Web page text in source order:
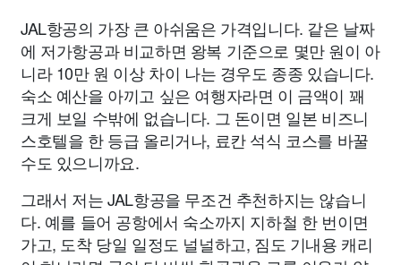
JAL항공의 가장 큰 아쉬움은 가격입니다. 같은 날짜
에 저가항공과 비교하면 왕복 기준으로 몇만 원이 아
니라 10만 원 이상 차이 나는 경우도 종종 있습니다.
숙소 예산을 아끼고 싶은 여행자라면 이 금액이 꽤
크게 보일 수밖에 없습니다. 그 돈이면 일본 비즈니
스호텔을 한 등급 올리거나, 료칸 석식 코스를 바꿀
수도 있으니까요.
그래서 저는 JAL항공을 무조건 추천하지는 않습니
다. 예를 들어 공항에서 숙소까지 지하철 한 번이면
가고, 도착 당일 일정도 널널하고, 짐도 기내용 캐리